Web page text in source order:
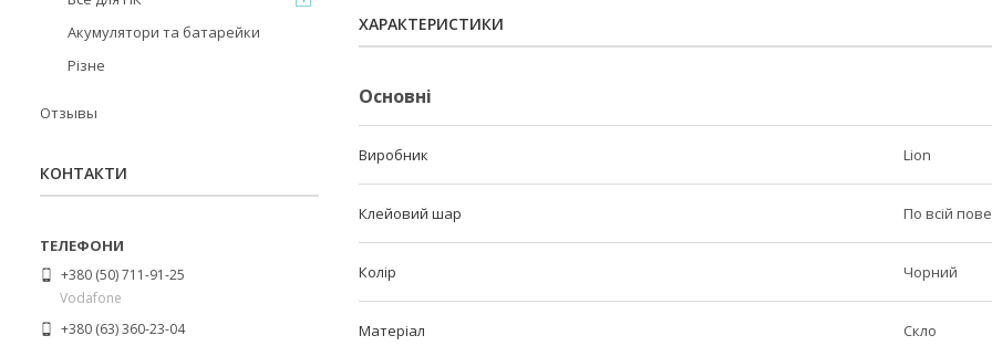
ХАРАКТЕРИСТИКИ
Основні
Виробник Lion
Клейовий шар По всій
Колір Чорний
Матеріал Скло
Акумулятори та батарейки
Різне
Отзывы
КОНТАКТИ
+380 (50) 711-91-25
Vodafone
+380 (63) 360-23-04